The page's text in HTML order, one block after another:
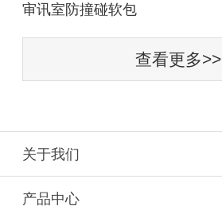
审讯室防撞碰软包
查看更多>>
关于我们
产品中心